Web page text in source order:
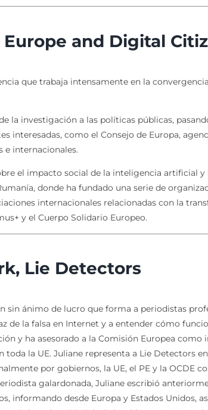
and Digital
que trabaja intensamente en la
la investigación a las políticas públicas,
como el Consejo de Europa,
e internacionales.
el impacto social de la inteligencia artificial y
donde ha fundado una serie de
internacionales relacionadas con la
y el Cuerpo Solidario Europeo.
Lie Detectors
ánimo de lucro que forma a periodistas
de la falsa en Internet y a entender cómo
y ha asesorado a la Comisión Europea
la UE. Juliane representa a Lie Detectors
por gobiernos, la UE, el PE y la OCDE
galardonada, Juliane escribió
informando desde Europa y Estados Unidos,